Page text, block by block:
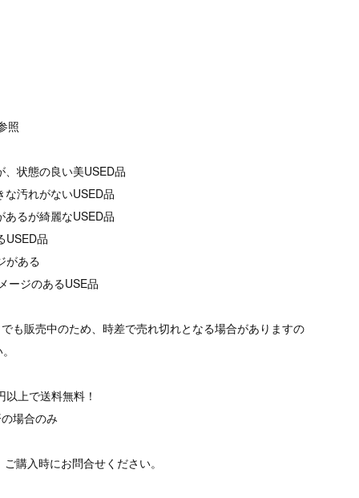
照
状態の良い美USED品
汚れがないUSED品
るが綺麗なUSED品
品
がある
ジのあるUSE品
も販売中のため、時差で売れ切れとなる場合がありますの
上で送料無料！
場合のみ
購入時にお問合せください。